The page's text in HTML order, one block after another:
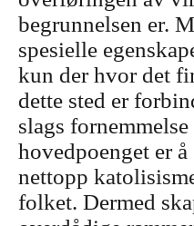
begrunnelsen er.
spesielle
kun der hvor det
dette sted er
slags
hovedpoenget er
nettopp
folket. Dermed